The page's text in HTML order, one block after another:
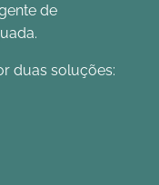
de
duas soluções: